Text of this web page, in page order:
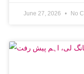
June 27, 2026 No